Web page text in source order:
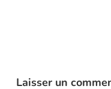
Laisser un